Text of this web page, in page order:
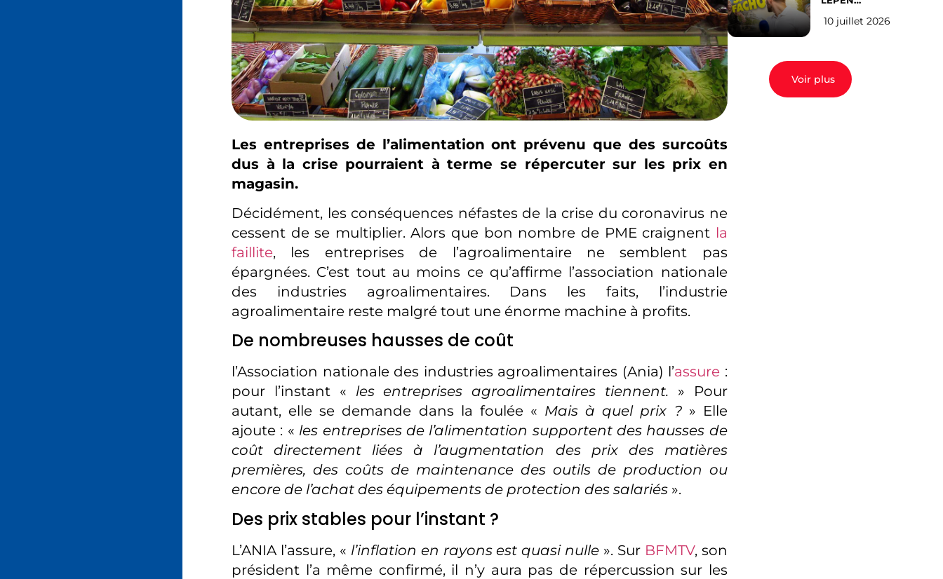
Les entreprises de l’alimentation ont prévenu que des surcoûts
dus à la crise pourraient à terme se répercuter sur les prix en
magasin.
Décidément, les conséquences néfastes de la crise du coronavirus ne
cessent de se multiplier. Alors que bon nombre de PME craignent la
faillite, les entreprises de l’agroalimentaire ne semblent pas
épargnées. C’est tout au moins ce qu’affirme l’association nationale
des industries agroalimentaires. Dans les faits, l’industrie
agroalimentaire reste malgré tout une énorme machine à profits.
De nombreuses hausses de coût
l’Association nationale des industries agroalimentaires (Ania) l’assure :
pour l’instant « les entreprises agroalimentaires tiennent. » Pour
autant, elle se demande dans la foulée « Mais à quel prix ? » Elle
ajoute : « les entreprises de l’alimentation supportent des hausses de
coût directement liées à l’augmentation des prix des matières
premières, des coûts de maintenance des outils de production ou
encore de l’achat des équipements de protection des salariés ».
Des prix stables pour l’instant ?
L’ANIA l’assure, « l’inflation en rayons est quasi nulle ». Sur BFMTV, son
président l’a même confirmé, il n’y aura pas de répercussion sur les
EN 2027 : l’avis
10 juillet 2026
Voir plus